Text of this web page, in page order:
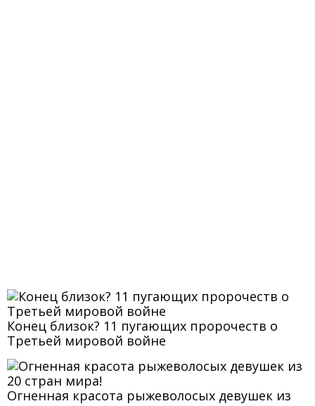
Конец близок? 11 пугающих пророчеств о
Третьей мировой войне
Огненная красота рыжеволосых девушек из